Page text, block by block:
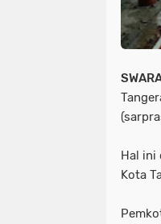
Hal ini
Kota